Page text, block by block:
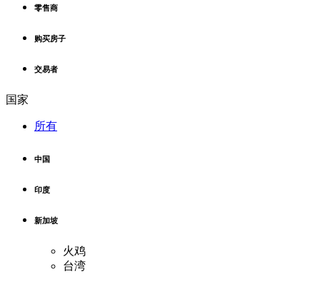
零售商
购买房子
交易者
国家
所有
中国
印度
新加坡
火鸡
台湾